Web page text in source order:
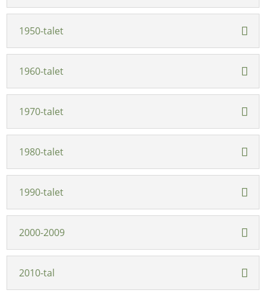
1950-talet
1960-talet
1970-talet
1980-talet
1990-talet
2000-2009
2010-tal